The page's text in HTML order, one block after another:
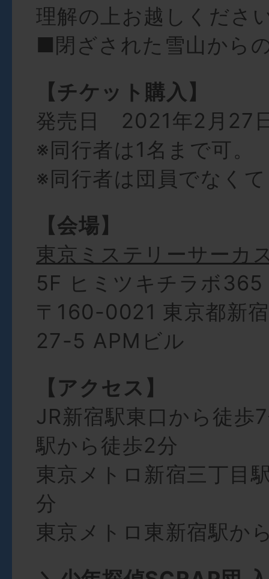
理解の上お越しくださ
■閉ざされた雪山から
【チケット購入】
発売日 2021年2月27
※同行者は1名まで可。
※同行者は団員でなく
【会場】
東京ミステリーサーカ
5F ヒミツキチラボ365
〒160-0021 東京都新
27-5 APMビル
【アクセス】
JR新宿駅東口から徒歩
駅から徒歩2分
東京メトロ新宿三丁目
分
東京メトロ東新宿駅か